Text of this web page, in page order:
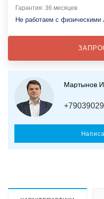
Гарантия: 36 месяцев
Не работаем с физическими
Мартынов